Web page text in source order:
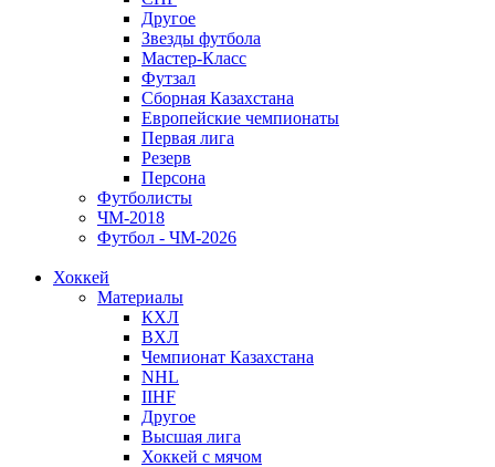
Другое
Звезды футбола
Мастер-Класс
Футзал
Сборная Казахстана
Европейские чемпионаты
Первая лига
Резерв
Персона
Футболисты
ЧМ-2018
Футбол - ЧМ-2026
Хоккей
Материалы
КХЛ
ВХЛ
Чемпионат Казахстана
NHL
IIHF
Другое
Высшая лига
Хоккей с мячом